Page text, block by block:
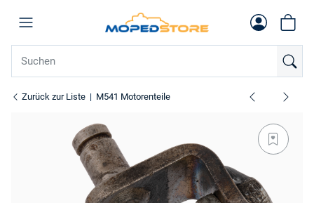
Zurück zur Liste M541 Motorenteile